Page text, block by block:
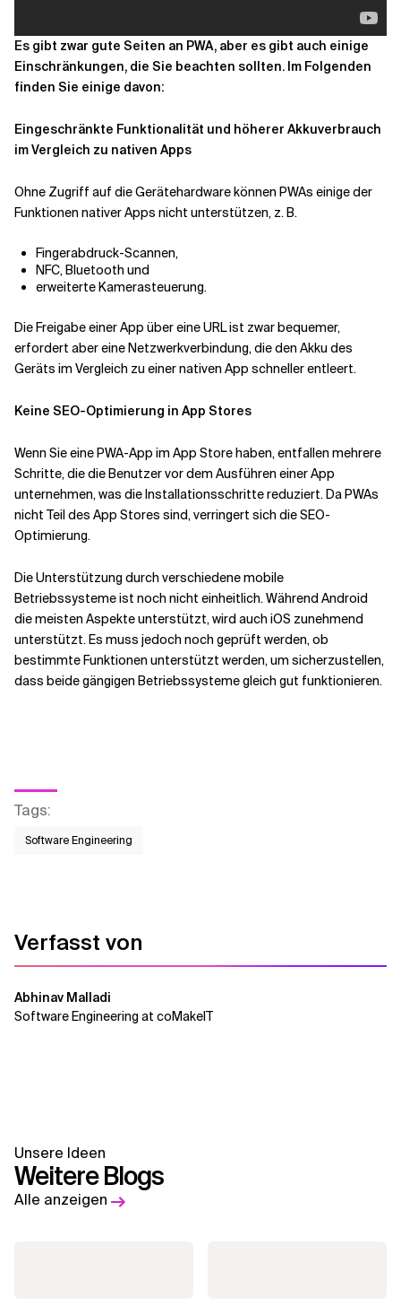
Es gibt zwar gute Seiten an PWA, aber es gibt auch einige
Einschränkungen, die Sie beachten sollten. Im Folgenden
finden Sie einige davon:
Eingeschränkte Funktionalität und höherer Akkuverbrauch
im Vergleich zu nativen Apps
Ohne Zugriff auf die Gerätehardware können PWAs einige der
Funktionen nativer Apps nicht unterstützen, z. B.
Fingerabdruck-Scannen,
NFC, Bluetooth und
erweiterte Kamerasteuerung.
Die Freigabe einer App über eine URL ist zwar bequemer,
erfordert aber eine Netzwerkverbindung, die den Akku des
Geräts im Vergleich zu einer nativen App schneller entleert.
Keine SEO-Optimierung in App Stores
Wenn Sie eine PWA-App im App Store haben, entfallen mehrere
Schritte, die die Benutzer vor dem Ausführen einer App
unternehmen, was die Installationsschritte reduziert. Da PWAs
nicht Teil des App Stores sind, verringert sich die SEO-
Optimierung.
Die Unterstützung durch verschiedene mobile
Betriebssysteme ist noch nicht einheitlich. Während Android
die meisten Aspekte unterstützt, wird auch iOS zunehmend
unterstützt. Es muss jedoch noch geprüft werden, ob
bestimmte Funktionen unterstützt werden, um sicherzustellen,
dass beide gängigen Betriebssysteme gleich gut funktionieren.
Tags:
Software Engineering
Verfasst von
Abhinav Malladi
Software Engineering at coMakeIT
Unsere Ideen
Weitere Blogs
Alle anzeigen